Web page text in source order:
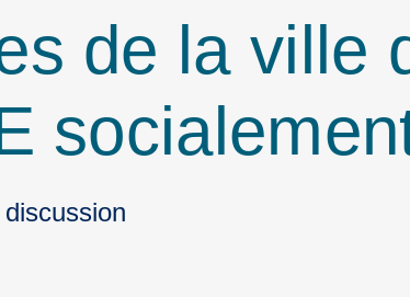
de la ville